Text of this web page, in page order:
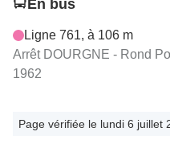
En bus
Ligne 761, à 106 m
Arrêt DOURGNE - Rond
1962
Page vérifiée le lundi 6 juillet